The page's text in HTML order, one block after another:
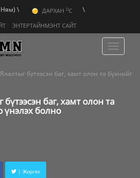
\ ДАРХАН OC
УЛААНБААТАР O
\
ЭНТЕРТАЙНМЭНТ САЙТ
Toggle
бүтээсэн баг, хамт олон та бүхнийг
баг, хамт олон та
үнэлэх болно
| Жиргэх